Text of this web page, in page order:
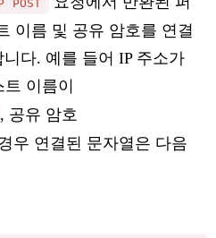
POST
이름 및 공유 암호를 연결
다. 예를 들어 IP 주소가
트 이름이
, 공유 암호
우 연결된 문자열은 다음